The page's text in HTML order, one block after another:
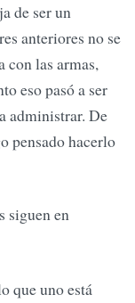
de ser un
anteriores no se
con las armas,
eso pasó a ser
administrar. De
pensado hacerlo
siguen en
que uno está